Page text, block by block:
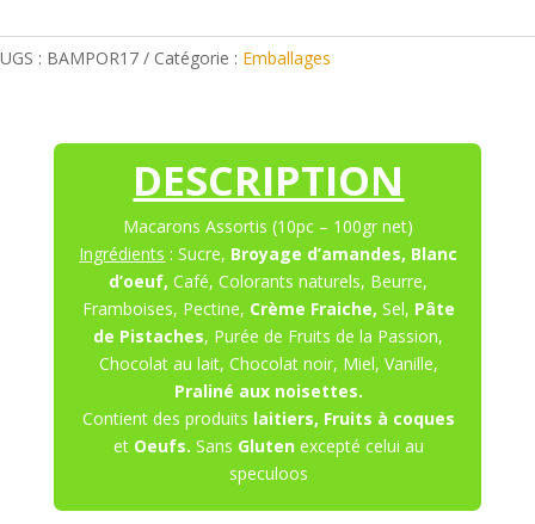
UGS : BAMPOR17 Catégorie : Emballages
DESCRIPTION
Macarons Assortis (10pc – 100gr net)
Ingrédients : Sucre, Broyage d’amandes, Blanc
d’oeuf,Café, Colorants naturels, Beurre,
Framboises, Pectine, Crème Fraiche, Sel, Pâte
de Pistaches, Purée de Fruits de la Passion,
Chocolat au lait, Chocolat noir, Miel, Vanille,
Praliné aux noisettes.
Contient des produits laitiers, Fruits à coques
etOeufs. Sans Glutenexcepté celui au
speculoos